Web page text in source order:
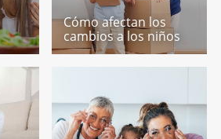
Cómo afectan los
cambios a los niños